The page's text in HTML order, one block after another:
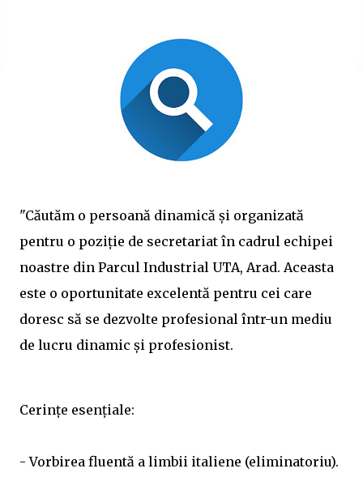
"Căutăm o persoană dinamică și organizată
pentru o poziție de secretariat în cadrul echipei
noastre din Parcul Industrial UTA, Arad. Aceasta
este o oportunitate excelentă pentru cei care
doresc să se dezvolte profesional într-un mediu
de lucru dinamic și profesionist.
Cerințe esențiale:
- Vorbirea fluentă a limbii italiene (eliminatoriu).